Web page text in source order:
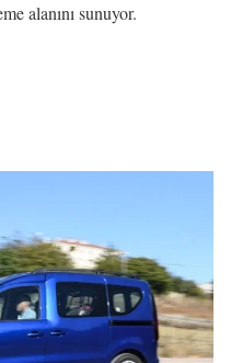
alanını sunuyor.